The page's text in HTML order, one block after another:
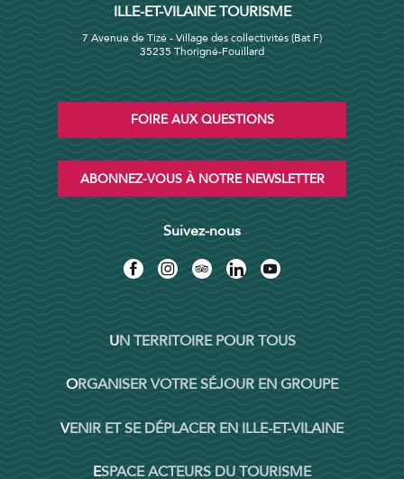
ILLE-ET-VILAINE TOURISME
7 Avenue de Tizé - Village des collectivités (Bat F)
35235 Thorigné-Fouillard
FOIRE AUX QUESTIONS
ABONNEZ-VOUS À NOTRE NEWSLETTER
Suivez-nous
UN TERRITOIRE POUR TOUS
ORGANISER VOTRE SÉJOUR EN GROUPE
VENIR ET SE DÉPLACER EN ILLE-ET-VILAINE
ESPACE ACTEURS DU TOURISME